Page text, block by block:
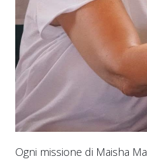
Ogni missione di Maisha